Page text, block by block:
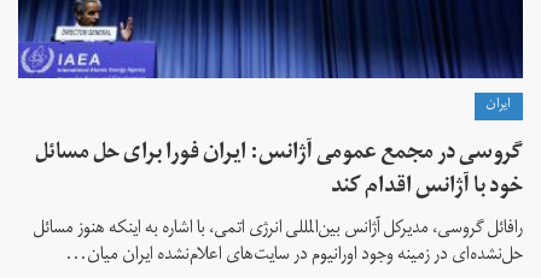
ايران
گروسی در مجمع عمومی آژانس: ایران فورا برای حل مسائل
خود با آژانس اقدام کند
رافائل گروسی، مدیرکل آژانس بین‌المللی انرژی اتمی، با اشاره به اینکه هنوز مسائل
حل‌نشده‌ای در زمینه وجود اورانیوم در سایت‌های اعلام‌نشده ایران میان...